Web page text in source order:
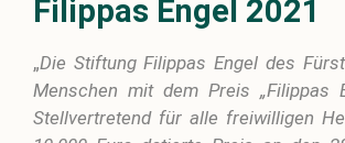
Filippas Engel 2021
„Die Stiftung Filippas Engel des
Menschen mit dem Preis „Filippas
Stellvertretend für alle freiwilligen